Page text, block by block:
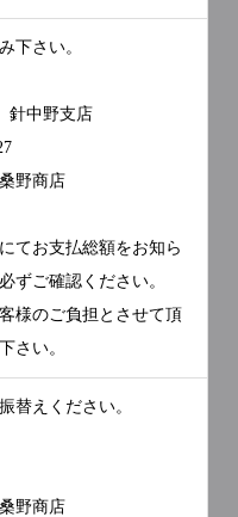
下さい。
針中野支店
野商店
てお支払総額をお知ら
ずご確認ください。
様のご負担とさせて頂
さい。
替えください。
野商店